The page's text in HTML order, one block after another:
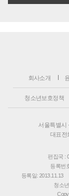
회사소개
청소년보호정책
서울특별시
대표전
편집국 :
등록번
등록일: 2013.11.13
청소